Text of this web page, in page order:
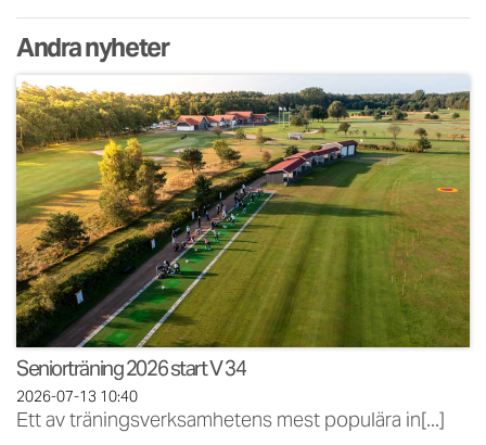
Andra nyheter
Seniorträning 2026 start V 34
2026-07-1310:40
Ett av träningsverksamhetens mest populära in[...]